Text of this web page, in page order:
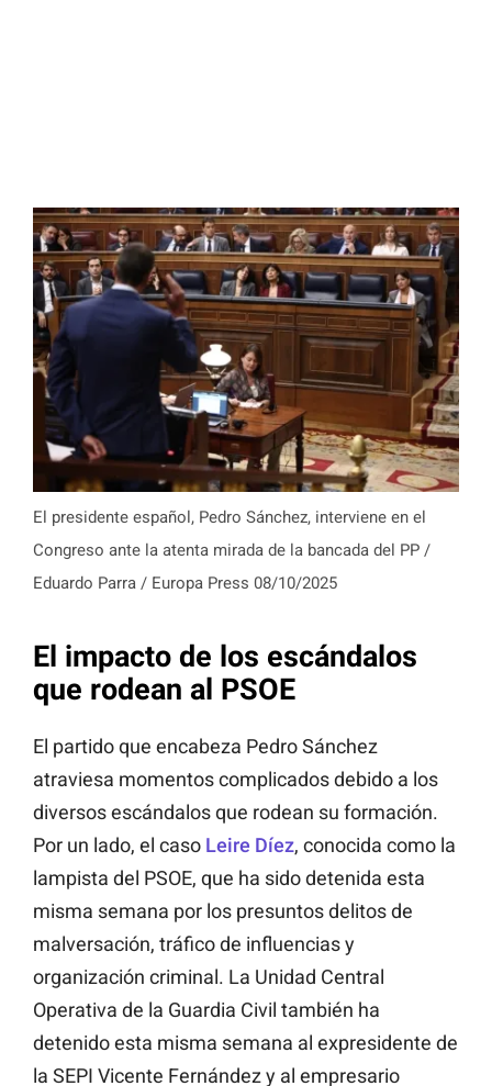
El presidente español, Pedro Sánchez, interviene en el
Congreso ante la atenta mirada de la bancada del PP /
Eduardo Parra / Europa Press 08/10/2025
El impacto de los escándalos
que rodean al PSOE
El partido que encabeza Pedro Sánchez
atraviesa momentos complicados debido a los
diversos escándalos que rodean su formación.
Por un lado, el caso Leire Díez, conocida como la
lampista del PSOE, que ha sido detenida esta
misma semana por los presuntos delitos de
malversación, tráfico de influencias y
organización criminal. La Unidad Central
Operativa de la Guardia Civil también ha
detenido esta misma semana al expresidente de
la SEPI Vicente Fernández y al empresario